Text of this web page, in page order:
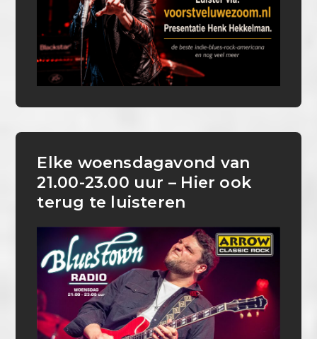
Elke woensdagavond van
21.00-23.00 uur – Hier ook
terug te luisteren